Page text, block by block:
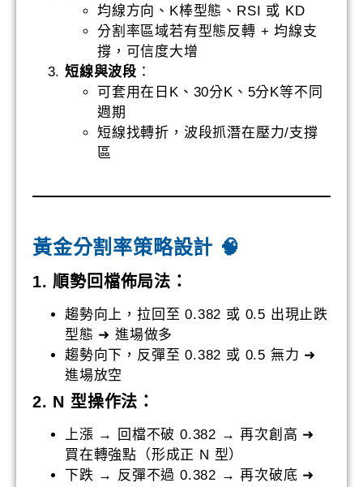
均線方向、K棒型態、RSI 或 KD
分割率區域若有型態反轉 + 均線支
撐，可信度大增
短線與波段 ：
可套用在日K、30分K、5分K等不同
週期
短線找轉折，波段抓潛在壓力/支撐
區
黃金分割率策略設計 🧠
1. 順勢回檔佈局法：
趨勢向上，拉回至 0.382 或 0.5 出現止跌
型態 ➜ 進場做多
趨勢向下，反彈至 0.382 或 0.5 無力 ➜
進場放空
2. N 型操作法：
上漲 → 回檔不破 0.382 → 再次創高 ➜
買在轉強點（形成正 N 型）
下跌 → 反彈不過 0.382 → 再次破底 ➜